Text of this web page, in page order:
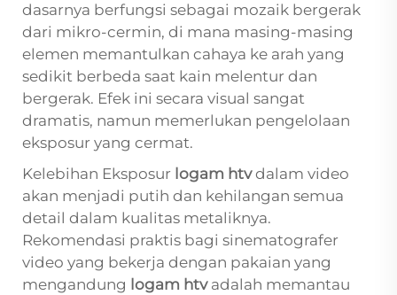
dasarnya berfungsi sebagai mozaik bergerak
dari mikro-cermin, di mana masing-masing
elemen memantulkan cahaya ke arah yang
sedikit berbeda saat kain melentur dan
bergerak. Efek ini secara visual sangat
dramatis, namun memerlukan pengelolaan
eksposur yang cermat.
Kelebihan Eksposur logam htvdalam video
akan menjadi putih dan kehilangan semua
detail dalam kualitas metaliknya.
Rekomendasi praktis bagi sinematografer
video yang bekerja dengan pakaian yang
mengandung logam htv adalah memantau